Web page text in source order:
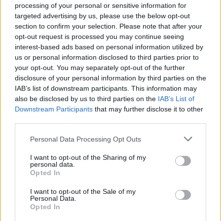
processing of your personal or sensitive information for
targeted advertising by us, please use the below opt-out
section to confirm your selection. Please note that after your
opt-out request is processed you may continue seeing
interest-based ads based on personal information utilized by
us or personal information disclosed to third parties prior to
your opt-out. You may separately opt-out of the further
disclosure of your personal information by third parties on the
IAB’s list of downstream participants. This information may
also be disclosed by us to third parties on the IAB’s List of
Downstream Participants that may further disclose it to other
Please note that this website/app uses one or more Google
not limited to your visit or usage behaviour. You may click to
grant or deny consent to Google and its third-party tags to
use your data for below specified purposes in below Google
consent section.
Personal Data Processing Opt Outs
I want to opt-out of the Sharing of my
personal data.
Opted In
I want to opt-out of the Sale of my
Personal Data.
Opted In
okrepimo svojo prisotnost na evropskem trgu,«
poudarja direktor podjetja,Darko Pregel.
Projekt»Melaminske prefabricirane Smart Fit
izolacijske rešitve«poteka v obdobju od15.
januarja 2025 do 15. junija 2026.